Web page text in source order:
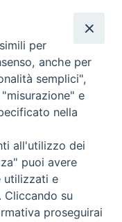
PERGOLA | Via Roma,
|
90003900413
per
anche per
semplici",
e
nella
all'utilizzo dei
puoi avere
utilizzati e
Cliccando su
proseguirai